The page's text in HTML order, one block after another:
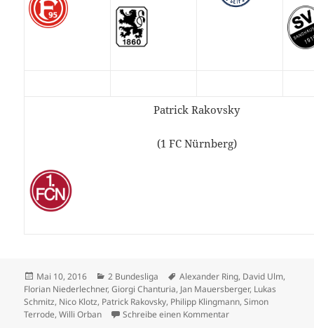
Patrick Rakovsky
(1 FC Nürnberg)
Veröffentlicht
am
Mai 10, 2016 Kategorien
2 Bundesliga Schlagwörter
Alexander Ring, David Ulm,
Florian Niederlechner,Giorgi Chanturia, Jan Mauersberger, Lukas
Schmitz, Nico Klotz, Patrick Rakovsky, Philipp Klingmann,Simon
Terrode,Willi Orban Schreibe einen Kommentarzu Duisburg kann es